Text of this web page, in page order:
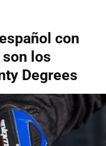
con
los
Degrees